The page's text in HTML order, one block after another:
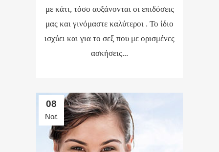
με κάτι, τόσο αυξάνονται οι επιδόσεις
μας και γινόμαστε καλύτεροι . Το ίδιο
ισχύει και για το σεξ που με ορισμένες
ασκήσεις...
08
Νοέ